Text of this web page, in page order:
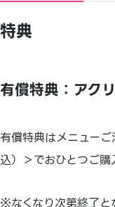
特典
有償特典：アク
有償特典はメニュー
込）＞でおひとつご購
※なくなり次第終了と